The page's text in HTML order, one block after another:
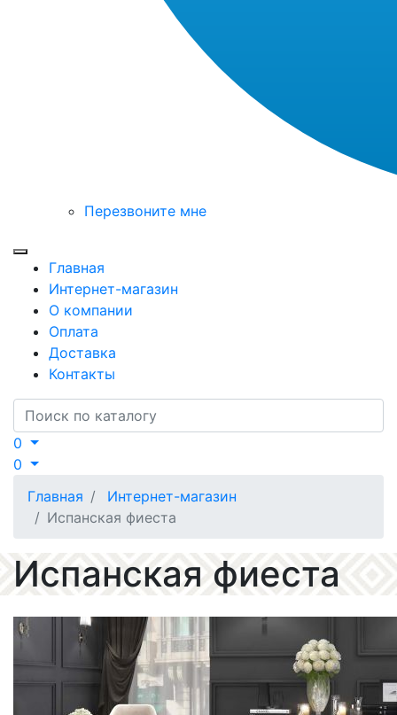
Перезвоните мне
Toggle mobile menu
Главная
Интернет-магазин
О компании
Оплата
Доставка
Контакты
Search
0
0
Главная
Интернет-магазин
Испанская фиеста
Испанская фиеста